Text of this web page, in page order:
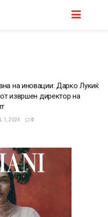
на иновации: Дарко Лукиќ
извршен директор на
1, 2024 0